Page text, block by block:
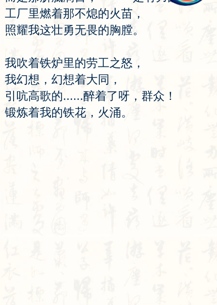
工厂里燃着那不熄的火苗 ，
照耀我这壮勇无畏的胸膛。
我吹着铁炉里的劳工之怒 ，
我幻想 ， 幻想着大同 ，
引 吭高歌的......醉着了呀 ， 群众 ！
锻炼着我的铁花 ， 火涌。